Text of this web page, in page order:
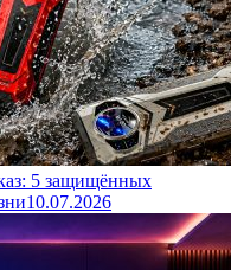
5 защищённых
10.07.2026